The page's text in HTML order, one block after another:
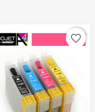
favorite_border